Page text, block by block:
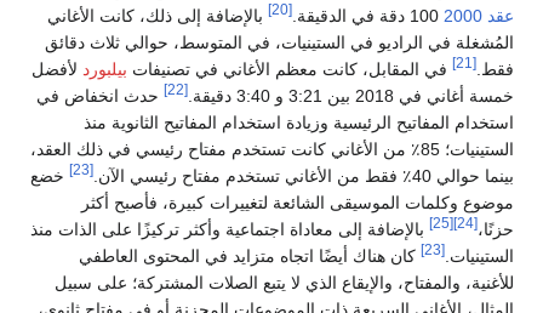
عقد 2000
[20]
بالإضافة إلى ذلك، كانت الأغاني
المُشغلة في الراديو في الستينيات، في المتوسط، حوالي ثلاث دقائق
فقط. [21] في المقابل، كانت معظم الأغاني في تصنيفات بيلبورد لأفضل
خمسة أغاني في 2018 بين 3:21 و 3:40 دقيقة.
[22]
حدث انخفاض في
استخدام المفاتيح الرئيسية وزيادة استخدام المفاتيح الثانوية منذ
الستينيات؛ 85٪ من الأغاني كانت تستخدم مفتاح رئيسي في ذلك العقد،
بينما حوالي 40٪ فقط من الأغاني تستخدم مفتاح رئيسي الآن.
[23]
خضع
موضوع وكلمات الموسيقى الشائعة لتغييرات كبيرة، فأصبح أكثر
حزنًا،[24]
[25]
بالإضافة إلى معاداة اجتماعية وأكثر تركيزًا على الذات منذ
الستينيات. [23]
كان هناك أيضًا اتجاه متزايد في المحتوى العاطفي
للأغنية، والمفتاح، والإيقاع الذي لا يتبع الصلات المشتركة؛ على سبيل
المثال، الأغاني السريعة ذات الموضوعات المحزنة أو في مفتاح ثانوي،